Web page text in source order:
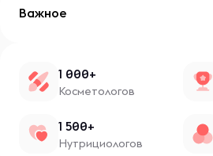
Важное
1 000+
Косметологов
1 500+
Нутрициологов